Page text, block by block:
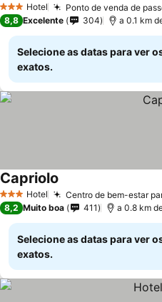
3 EstrelasHotel Ponto de venda de
8,8 Excelente 304 a 0.1 km
Selecione as datas para ver
exatos.
3 EstrelasHotel Centro de bem-estar
Capriolo
8,2 Muito boa 411 a 0.8 km
Selecione as datas para ver
exatos.